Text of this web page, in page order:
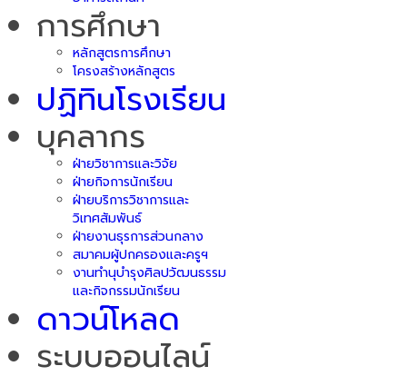
การศึกษา
หลักสูตรการศึกษา
โครงสร้างหลักสูตร
ปฏิทินโรงเรียน
บุคลากร
ฝ่ายวิชาการและวิจัย
ฝ่ายกิจการนักเรียน
ฝ่ายบริการวิชาการและ
วิเทศสัมพันธ์
ฝ่ายงานธุรการส่วนกลาง
สมาคมผู้ปกครองและครูฯ
งานทำนุบำรุงศิลปวัฒนธรรม
และกิจกรรมนักเรียน
ดาวน์โหลด
ระบบออนไลน์